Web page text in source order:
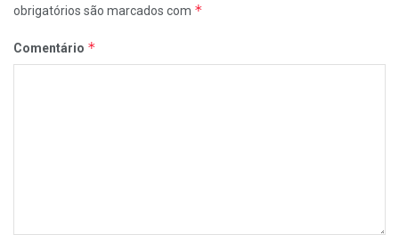
obrigatórios são marcados com *
Comentário *